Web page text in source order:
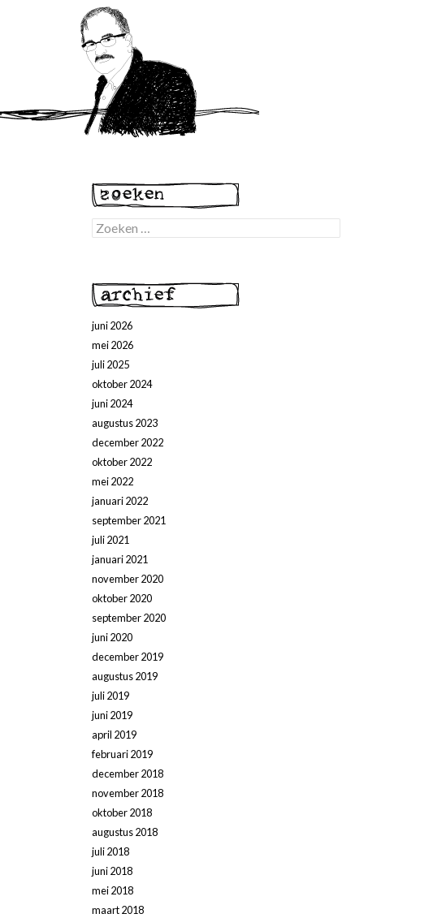
Zoeken
naar:
juni 2026
mei 2026
juli 2025
oktober 2024
juni 2024
augustus 2023
december 2022
oktober 2022
mei 2022
januari 2022
september 2021
juli 2021
januari 2021
november 2020
oktober 2020
september 2020
juni 2020
december 2019
augustus 2019
juli 2019
juni 2019
april 2019
februari 2019
december 2018
november 2018
oktober 2018
augustus 2018
juli 2018
juni 2018
mei 2018
maart 2018